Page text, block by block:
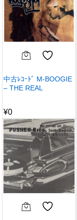
中古ﾚｺｰﾄﾞ M-BOOGIE
– THE REAL
¥0